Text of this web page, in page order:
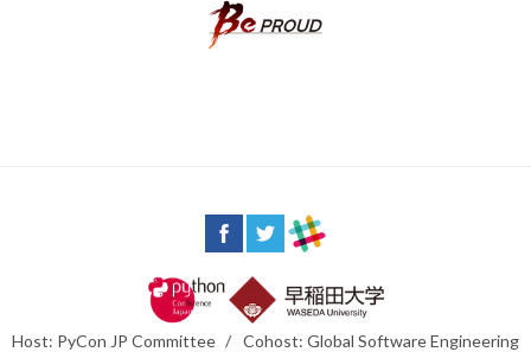
Host: PyCon JP Committee / Cohost: Global Software Engineering